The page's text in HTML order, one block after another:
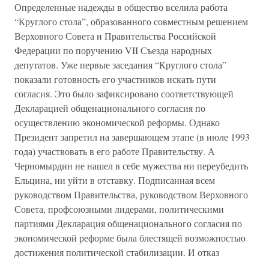
Определенные надежды в общество вселила работа
“Круглого стола”, образованного совместным решением
Верховного Совета и Правительства Российской
Федерации по поручению VII Съезда народных
депутатов. Уже первые заседания “Круглого стола”
показали готовность его участников искать пути
согласия. Это было зафиксировано соответствующей
Декларацией общенационального согласия по
осуществлению экономической реформы. Однако
Президент запретил на завершающем этапе (в июле 1993
года) участвовать в его работе Правительству. А
Черномырдин не нашел в себе мужества ни переубедить
Ельцина, ни уйти в отставку. Подписанная всем
руководством Правительства, руководством Верховного
Совета, профсоюзными лидерами, политическими
партиями Декларация общенационального согласия по
экономической реформе была блестящей возможностью
достижения политической стабилизации. И отказ